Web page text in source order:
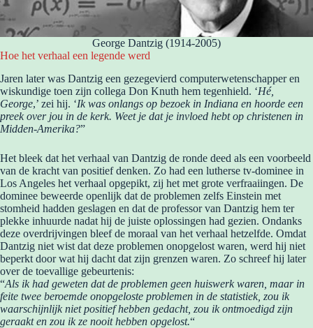
George Dantzig (1914-2005)
Hoe het verhaal een legende werd
Jaren later was Dantzig een gezegevierd computerwetenschapper en
wiskundige toen zijn collega Don Knuth hem tegenhield. ‘Hé,
George,’ zei hij. ‘Ik was onlangs op bezoek in Indiana en hoorde een
preek over jou in de kerk. Weet je dat je invloed hebt op christenen in
Midden-Amerika?”
Het bleek dat het verhaal van Dantzig de ronde deed als een voorbeeld
van de kracht van positief denken. Zo had een lutherse tv-dominee in
Los Angeles het verhaal opgepikt, zij het met grote verfraaiingen. De
dominee beweerde openlijk dat de problemen zelfs Einstein met
stomheid hadden geslagen en dat de professor van Dantzig hem ter
plekke inhuurde nadat hij de juiste oplossingen had gezien. Ondanks
deze overdrijvingen bleef de moraal van het verhaal hetzelfde. Omdat
Dantzig niet wist dat deze problemen onopgelost waren, werd hij niet
beperkt door wat hij dacht dat zijn grenzen waren. Zo schreef hij later
over de toevallige gebeurtenis:
“Als ik had geweten dat de problemen geen huiswerk waren, maar in
feite twee beroemde onopgeloste problemen in de statistiek, zou ik
waarschijnlijk niet positief hebben gedacht, zou ik ontmoedigd zijn
geraakt en zou ik ze nooit hebben opgelost.“